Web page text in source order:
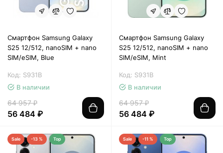
Смартфон Samsung Galaxy
S25 12/512, nanoSIM + nano
SIM/eSIM, Blue
Код: S931B
В наличии
64 957 ₽
56 484 ₽
Смартфон Samsung Galaxy
S25 12/512, nanoSIM + nano
SIM/eSIM, Mint
Код: S931B
В наличии
64 957 ₽
56 484 ₽
Sale -13 % Top Sale -11 % Top